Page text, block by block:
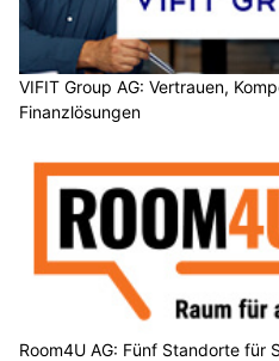
VIFIT Group AG: Vertrauen,
Finanzlösungen
Room4U AG: Fünf Standorte für